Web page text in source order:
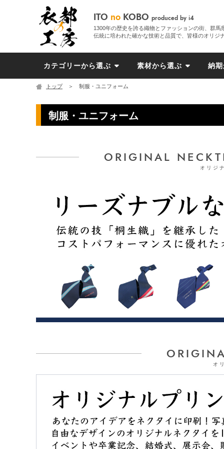
ITO no KOBO produced by i4
1300年の歴史を誇る織物とファッションの街、群馬
伝統に培われた確かな技術と品質で、皆様のオリジ
カテゴリーから選ぶ 素材から選ぶ 納
トップ＞ 制服・ユニフォーム
制服・ユニフォーム
ORIGINAL
オリジ
オ